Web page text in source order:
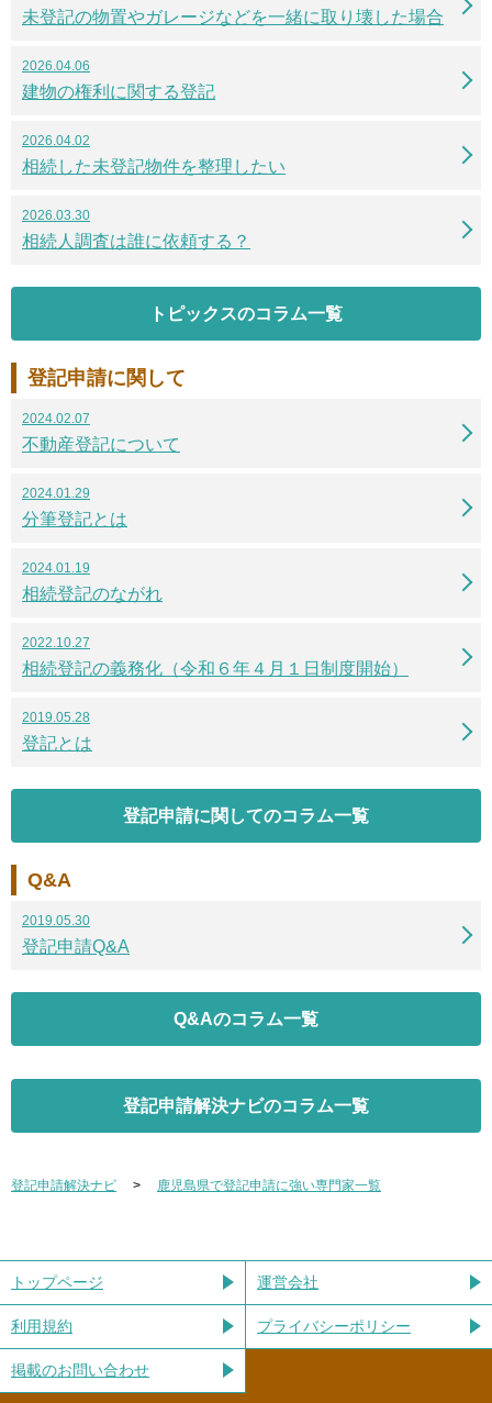
未登記の物置やガレージなどを一緒に取り壊した場合
2026.04.06
建物の権利に関する登記
2026.04.02
相続した未登記物件を整理したい
2026.03.30
相続人調査は誰に依頼する？
トピックスのコラム一覧
登記申請に関して
2024.02.07
不動産登記について
2024.01.29
分筆登記とは
2024.01.19
相続登記のながれ
2022.10.27
相続登記の義務化（令和６年４月１日制度開始）
2019.05.28
登記とは
登記申請に関してのコラム一覧
Q&A
2019.05.30
登記申請Q&A
Q&Aのコラム一覧
登記申請解決ナビのコラム一覧
登記申請解決ナビ 鹿児島県で登記申請に強い専門家一覧
トップページ 運営会社
利用規約 プライバシーポリシー
掲載のお問い合わせ